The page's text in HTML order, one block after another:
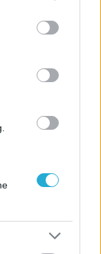
may click to
party tags to
below Google
του 2000
τρίτο
του